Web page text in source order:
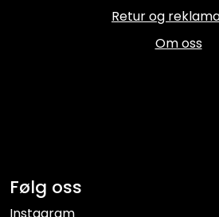
Retur og
Om oss
Følg oss